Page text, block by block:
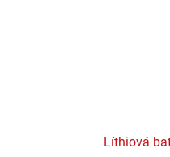
Líthiová